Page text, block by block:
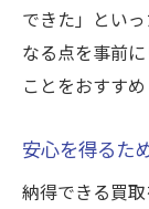
できた」とい
なる点を事前
ことをおすすめ
安心を得るた
納得できる買